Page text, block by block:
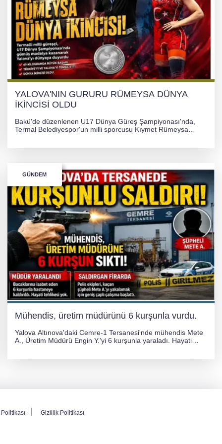
YALOVA'NIN GURURU RÜMEYSA DÜNYA
İKİNCİSİ OLDU
Bakü'de düzenlenen U17 Dünya Güreş Şampiyonası'nda,
Termal Belediyespor'un milli sporcusu Kıymet Rümeysa
GÜNDEM
Mühendis, üretim müdürünü 6 kurşunla vurdu.
Yalova Altınova'daki Cemre-1 Tersanesi'nde mühendis Mete
A., Üretim Müdürü Engin Y.'yi 6 kurşunla yaraladı. Hayati
Gizlilik Politikası